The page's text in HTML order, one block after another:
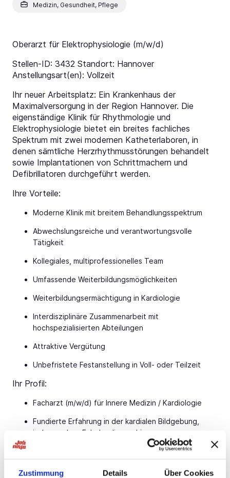
Zustimmung Details Über Cookies
Medizin, Gesundheit, Pflege
Oberarzt für Elektrophysiologie (m/w/d)
Stellen-ID: 3432 Standort: Hannover
Anstellungsart(en): Vollzeit
Ihr neuer Arbeitsplatz: Ein Krankenhaus der
Maximalversorgung in der Region Hannover. Die
eigenständige Klinik für Rhythmologie und
Elektrophysiologie bietet ein breites fachliches
Spektrum mit zwei modernen Katheterlaboren, in
denen sämtliche Herzrhythmusstörungen behandelt
sowie Implantationen von Schrittmachern und
Defibrillatoren durchgeführt werden.
Ihre Vorteile:
Moderne Klinik mit breitem Behandlungsspektrum
Abwechslungsreiche und verantwortungsvolle
Tätigkeit
Kollegiales, multiprofessionelles Team
Umfassende Weiterbildungsmöglichkeiten
Weiterbildungsermächtigung in Kardiologie
Interdisziplinäre Zusammenarbeit mit
hochspezialisierten Abteilungen
Attraktive Vergütung
Unbefristete Festanstellung in Voll- oder Teilzeit
Ihr Profil:
Facharzt (m/w/d) für Innere Medizin / Kardiologie
Fundierte Erfahrung in der kardialen Bildgebung,
insbesondere Echokardiographie
Idealerweise Kenntnisse in Device-Implantationen
Freude am Fachgebiet Elektrophysiologie